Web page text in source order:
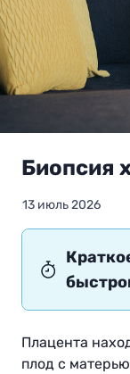
Биопсия
13 июль 2026
Плацента
плод с